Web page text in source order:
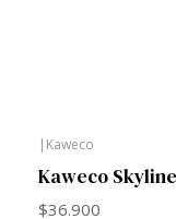
| Kaweco
Kaweco
$36.900